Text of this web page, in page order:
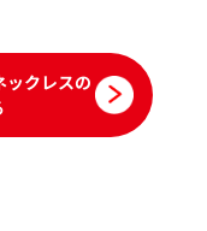
ックレスの